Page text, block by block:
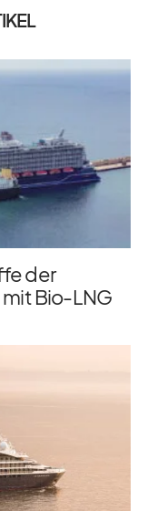
der
Bio-LNG